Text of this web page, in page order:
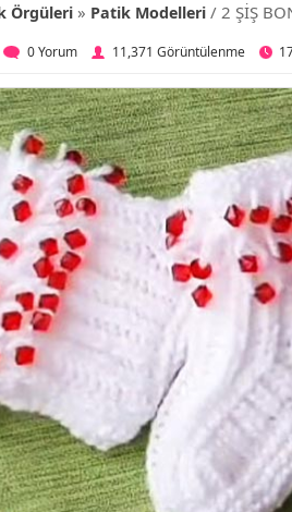
Örgüleri » Patik Modelleri / 2 ŞİŞ
0 Yorum 11,371 Görüntülenme